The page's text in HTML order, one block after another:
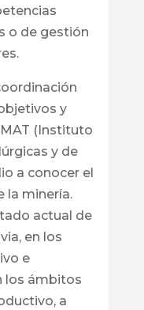
o de gestión
y
(Instituto
y de
a conocer el
la minería.
actual de
en los
e
los ámbitos
a